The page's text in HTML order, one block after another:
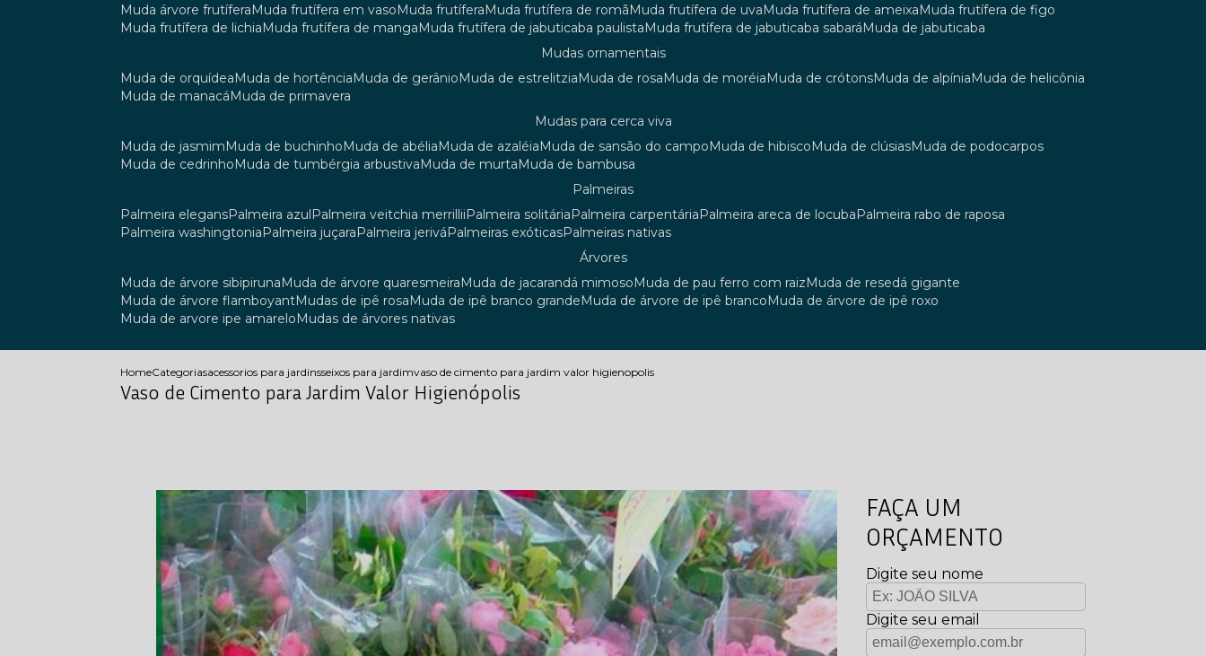
muda árvore frutífera
muda frutífera em vaso muda frutífera muda frutífera de romã muda frutífera de uva muda frutífera de ameixa
muda frutífera de figo
muda frutífera de lichia
muda frutífera de manga muda frutífera de jabuticaba paulista muda frutífera de jabuticaba sabará
muda de jabuticaba
mudas ornamentais
muda de orquídea
muda de hortência muda de gerânio muda de estrelitzia muda de rosa muda de moréia muda de crótons muda de alpínia
muda de helicônia
muda de manacá
muda de primavera
mudas para cerca viva
muda de jasmim
muda de buchinho muda de abélia muda de azaléia muda de sansão do campo muda de hibisco muda de clúsias
muda de podocarpos
muda de cedrinho
muda de tumbérgia arbustiva muda de murta
muda de bambusa
palmeiras
palmeira elegans
palmeira azul palmeira veitchia merrillii palmeira solitária palmeira carpentária palmeira areca de locuba
palmeira rabo de raposa
palmeira washingtonia
palmeira juçara palmeira jerivá palmeiras exóticas
palmeiras nativas
árvores
muda de árvore sibipiruna
muda de árvore quaresmeira muda de jacarandá mimoso muda de pau ferro com raiz
muda de resedá gigante
muda de árvore flamboyant
mudas de ipê rosa muda de ipê branco grande muda de árvore de ipê branco
muda de árvore de ipê roxo
muda de arvore ipe amarelo
mudas de árvores nativas
HomeCategoriasacessorios para jardinsseixos para jardimvaso de cimento para jardim valor higienopolis
Vaso de Cimento para Jardim Valor Higienópolis
FAÇA UM
ORÇAMENTO
Digite seu nome
Digite seu email